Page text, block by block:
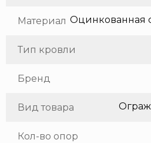
Материал
Тип кровли
Бренд
Вид товара
Кол-во опор